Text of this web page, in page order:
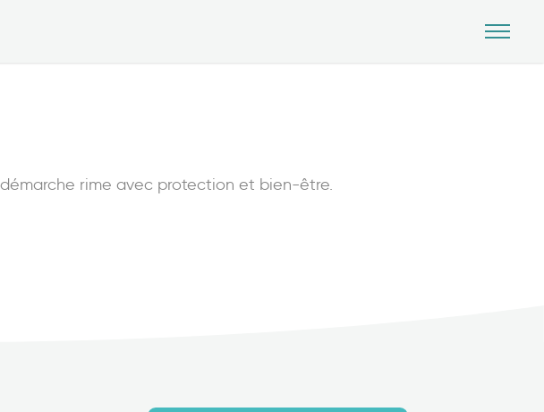
rime avec protection et bien-être.